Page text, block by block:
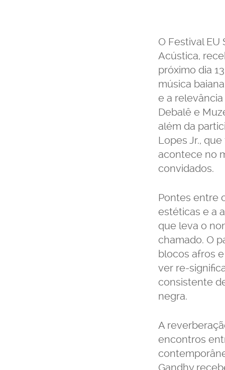
O Festival EU
Acústica,
próximo dia
música
e a
Debalê e
além da
Lopes Jr.,
acontece no
convidados.
Pontes entre
estéticas e a
que leva o
chamado. O
blocos afros
ver re-
consistente
negra.
A
encontros
Gandhy